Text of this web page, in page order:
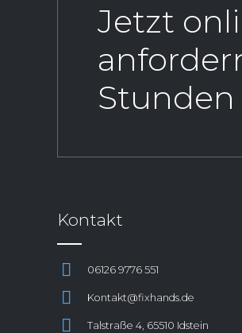
Jetzt
Stunden
Kontakt
06126 9776 551
Kontakt@fixhands.de
Talstraße 4, 65510 Idstein